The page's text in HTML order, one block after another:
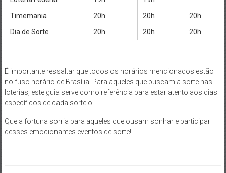
Timemania
20h 20h
20h
Dia de Sorte
20h 20h 20h
É importante ressaltar que todos os horários mencionados estão
no fuso horário de Brasília. Para aqueles que buscam a sorte nas
loterias, este guia serve como referência para estar atento aos dias
específicos de cada sorteio.
Que a fortuna sorria para aqueles que ousam sonhar e participar
desses emocionantes eventos de sorte!